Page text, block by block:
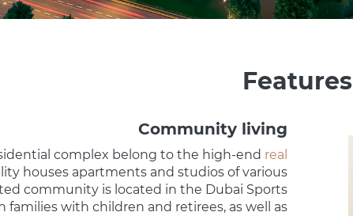
Features
Community living
complex belong to the high-end real
houses apartments and studios of various
community is located in the Dubai Sports
families with children and retirees, as well as